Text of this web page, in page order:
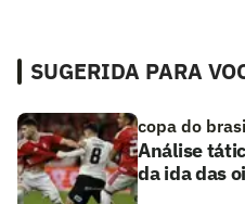
SUGERIDA PARA
copa do
Análise
da ida das